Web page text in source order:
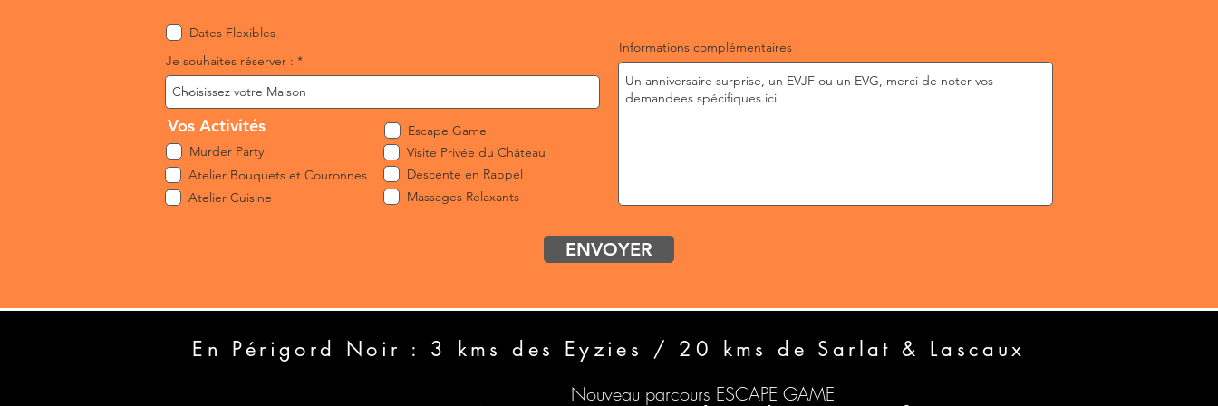
d
Dates Flexibles
Je souhaites réserver :
Vos Activités
Murder Party
Atelier Bouquets et Couronnes
Atelier Cuisine
Escape Game
Visite Privée du Château
Descente en Rappel
Massages Relaxants
Informations complémentaires
ENVOYER
En Périgord Noir : 3 kms des Eyzies / 20 kms de Sarlat & Lascaux
Nouveau parcours ESCAPE GAME